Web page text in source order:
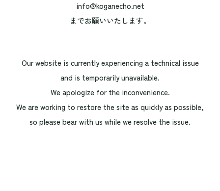
info@koganecho.net
までお願いいたします。
Our website is currently experiencing a technical issue
and is temporarily unavailable.
We apologize for the inconvenience.
We are working to restore the site as quickly as possible,
so please bear with us while we resolve the issue.